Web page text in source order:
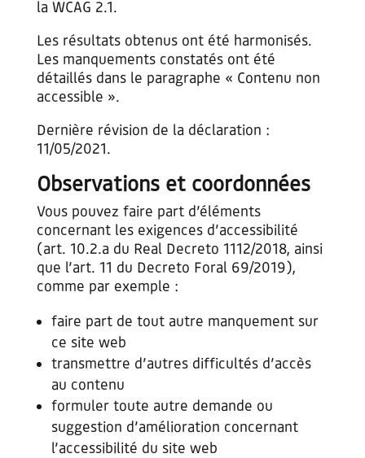
la WCAG 2.1.
Les résultats obtenus ont été harmonisés.
Les manquements constatés ont été
détaillés dans le paragraphe « Contenu non
accessible ».
Dernière révision de la déclaration :
11/05/2021.
Observations et coordonnées
Vous pouvez faire part d’éléments
concernant les exigences d’accessibilité
(art. 10.2.a du Real Decreto 1112/2018, ainsi
que l’art. 11 du Decreto Foral 69/2019),
comme par exemple :
faire part de tout autre manquement sur
ce site web
transmettre d’autres difficultés d’accès
au contenu
formuler toute autre demande ou
suggestion d’amélioration concernant
l’accessibilité du site web